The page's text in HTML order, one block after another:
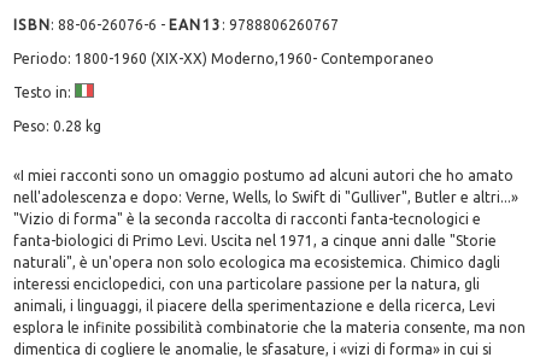
ISBN:88-06-26076-6 - EAN13 :9788806260767
Periodo: 1800-1960 (XIX-XX) Moderno,1960- Contemporaneo
Testo in:
Peso: 0.28 kg
«I miei racconti sono un omaggio postumo ad alcuni autori che ho amato
nell'adolescenza e dopo: Verne, Wells, lo Swift di "Gulliver", Butler e altri...»
"Vizio di forma" è la seconda raccolta di racconti fanta-tecnologici e
fanta-biologici di Primo Levi. Uscita nel 1971, a cinque anni dalle "Storie
naturali", è un'opera non solo ecologica ma ecosistemica. Chimico dagli
interessi enciclopedici, con una particolare passione per la natura, gli
animali, i linguaggi, il piacere della sperimentazione e della ricerca, Levi
esplora le infinite possibilità combinatorie che la materia consente, ma non
dimentica di cogliere le anomalie, le sfasature, i «vizi di forma» in cui si